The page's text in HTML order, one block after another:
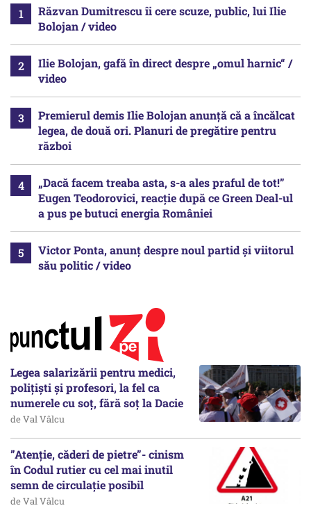
Răzvan Dumitrescu îi cere scuze, public, lui Ilie
Bolojan / video
Ilie Bolojan, gafă în direct despre „omul harnic“ /
video
Premierul demis Ilie Bolojan anunță că a încălcat
legea, de două ori. Planuri de pregătire pentru
război
„Dacă facem treaba asta, s-a ales praful de tot!”
Eugen Teodorovici, reacție după ce Green Deal-ul
a pus pe butuci energia României
Victor Ponta, anunț despre noul partid și viitorul
său politic / video
Legea salarizării pentru medici,
polițiști și profesori, la fel ca
numerele cu soț, fără soț la Dacie
de Val Vâlcu
”Atenție, căderi de pietre”- cinism
în Codul rutier cu cel mai inutil
semn de circulație posibil
de Val Vâlcu